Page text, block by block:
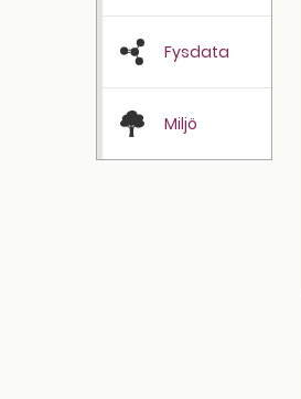
Fysdata
Miljö